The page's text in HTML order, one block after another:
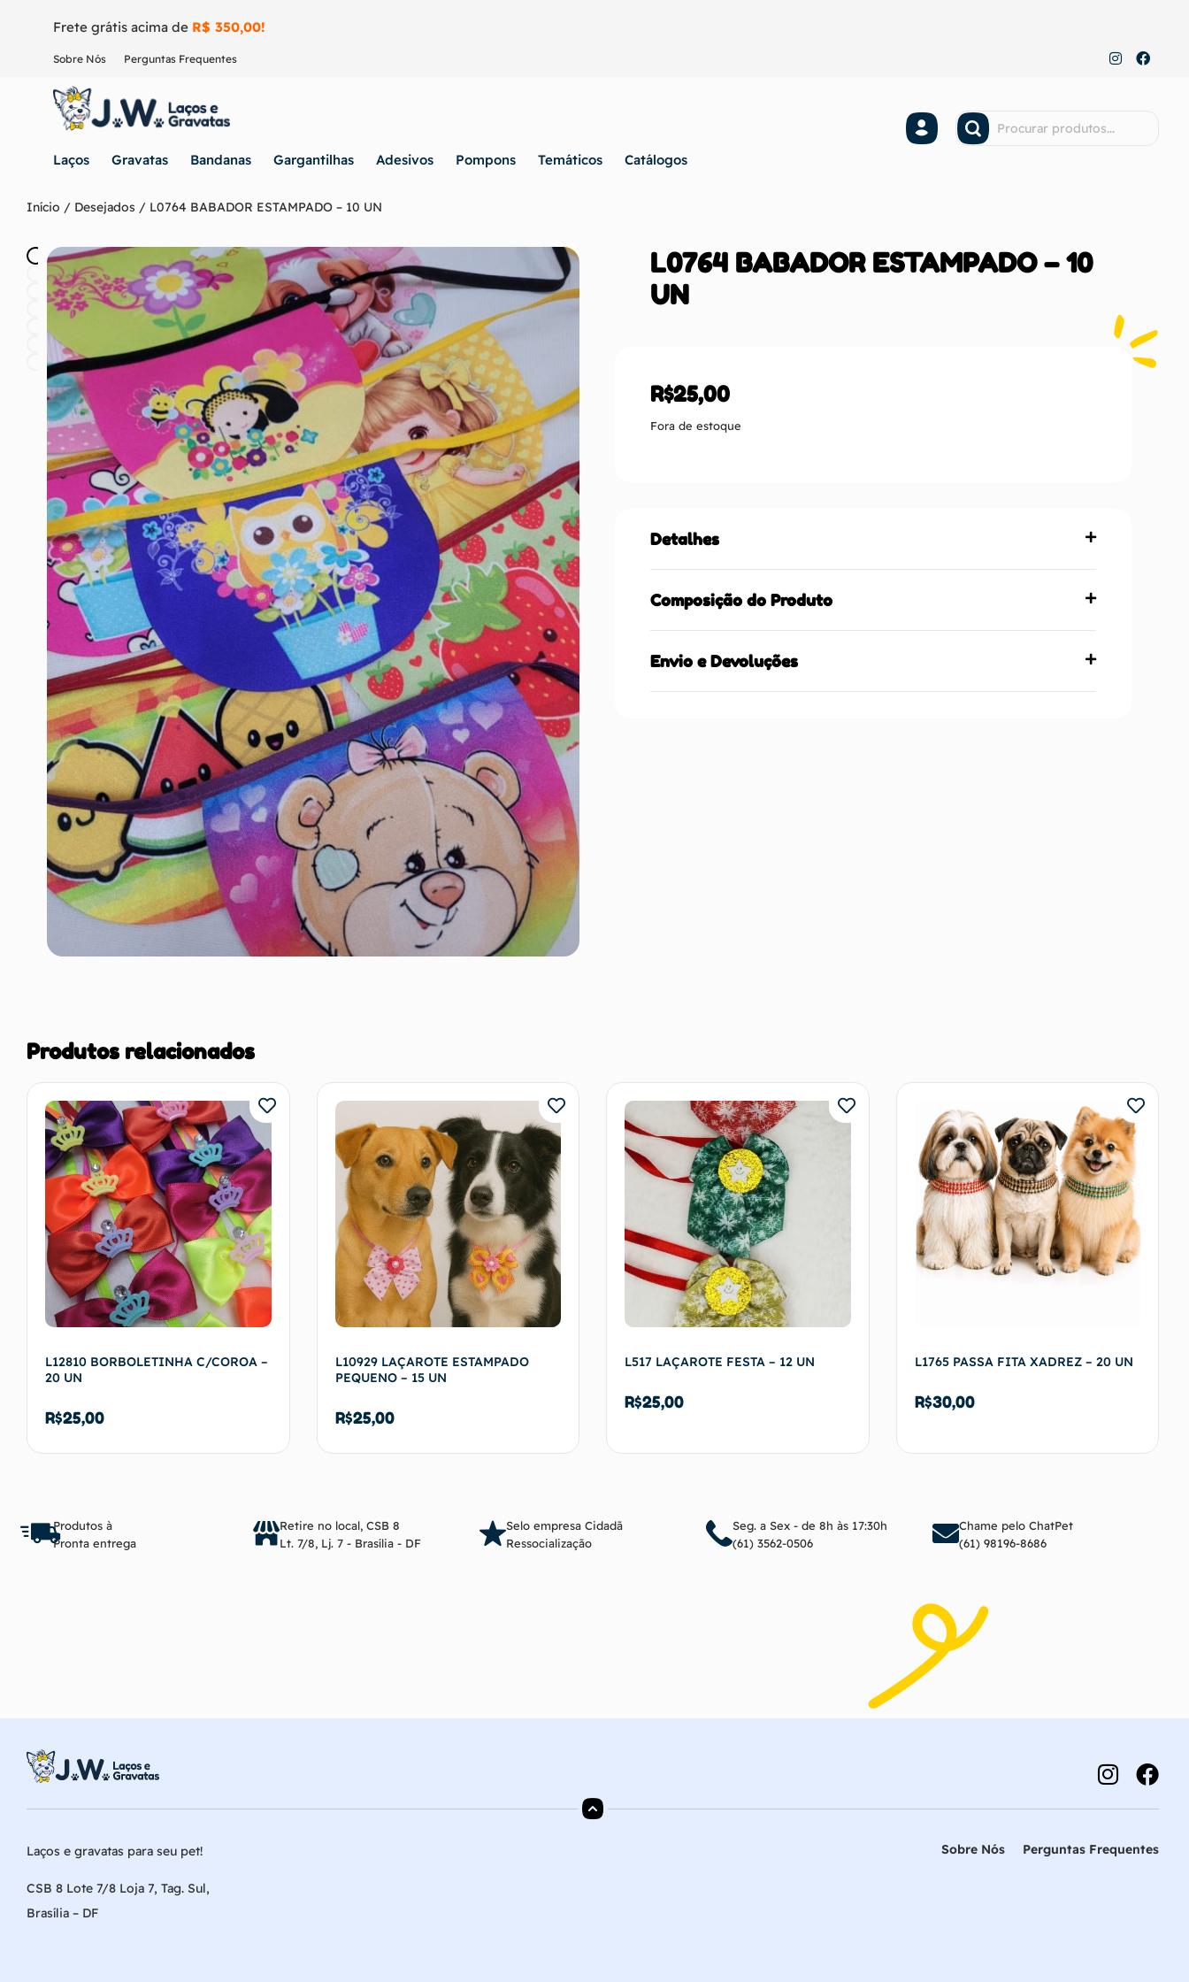
Frete grátis acima de R$ 350,00!
Sobre Nós Perguntas Frequentes
Laços Gravatas Bandanas Gargantilhas Adesivos Pompons Temáticos Catálogos
Início / Desejados / L0764 BABADOR ESTAMPADO – 10 UN
L0764 BABADOR ESTAMPADO – 10
UN
R$25,00
Fora de estoque
Detalhes
Composição do Produto
Envio e Devoluções
Produtos relacionados
L12810 BORBOLETINHA C/COROA –
20 UN
R$25,00
L10929 LAÇAROTE ESTAMPADO
PEQUENO – 15 UN
R$25,00
Adicionar ao carrinho
L517 LAÇAROTE FESTA – 12 UN
R$25,00
Adicionar ao carrinho
L1765 PASSA FITA XADREZ – 20 UN
R$30,00
Adicionar ao carrinho
Produtos à
Pronta entrega
Retire no local, CSB 8
Lt. 7/8, Lj. 7 - Brasília - DF
Selo empresa Cidadã
Ressocialização
Seg. a Sex - de 8h às 17:30h
(61) 3562-0506
Chame pelo ChatPet
(61) 98196-8686
Laços e gravatas para seu pet!
CSB 8 Lote 7/8 Loja 7, Tag. Sul,
Brasília – DF
Sobre Nós Perguntas Frequentes